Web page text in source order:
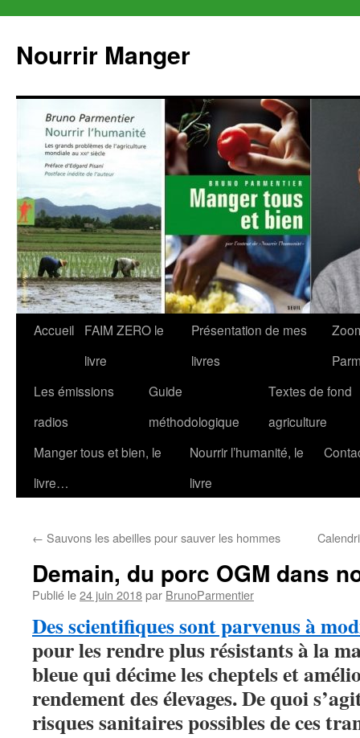
contenu
Nourrir Manger
Accueil
FAIM ZERO le
livre
Présentation de mes
livres
Les émissions
radios
Guide
méthodologique
Textes de fond
agriculture
Manger tous et bien, le
livre…
Nourrir l’humanité, le
livre
← Sauvons les abeilles pour sauver les hommes
Demain, du porc OGM dans
Publié le24 juin 2018par BrunoParmentier
Des scientifiques sont parvenus à
pour les rendre plus résistants à la
bleue qui décime les cheptels et
rendement des élevages. De quoi
risques sanitaires possibles de ces